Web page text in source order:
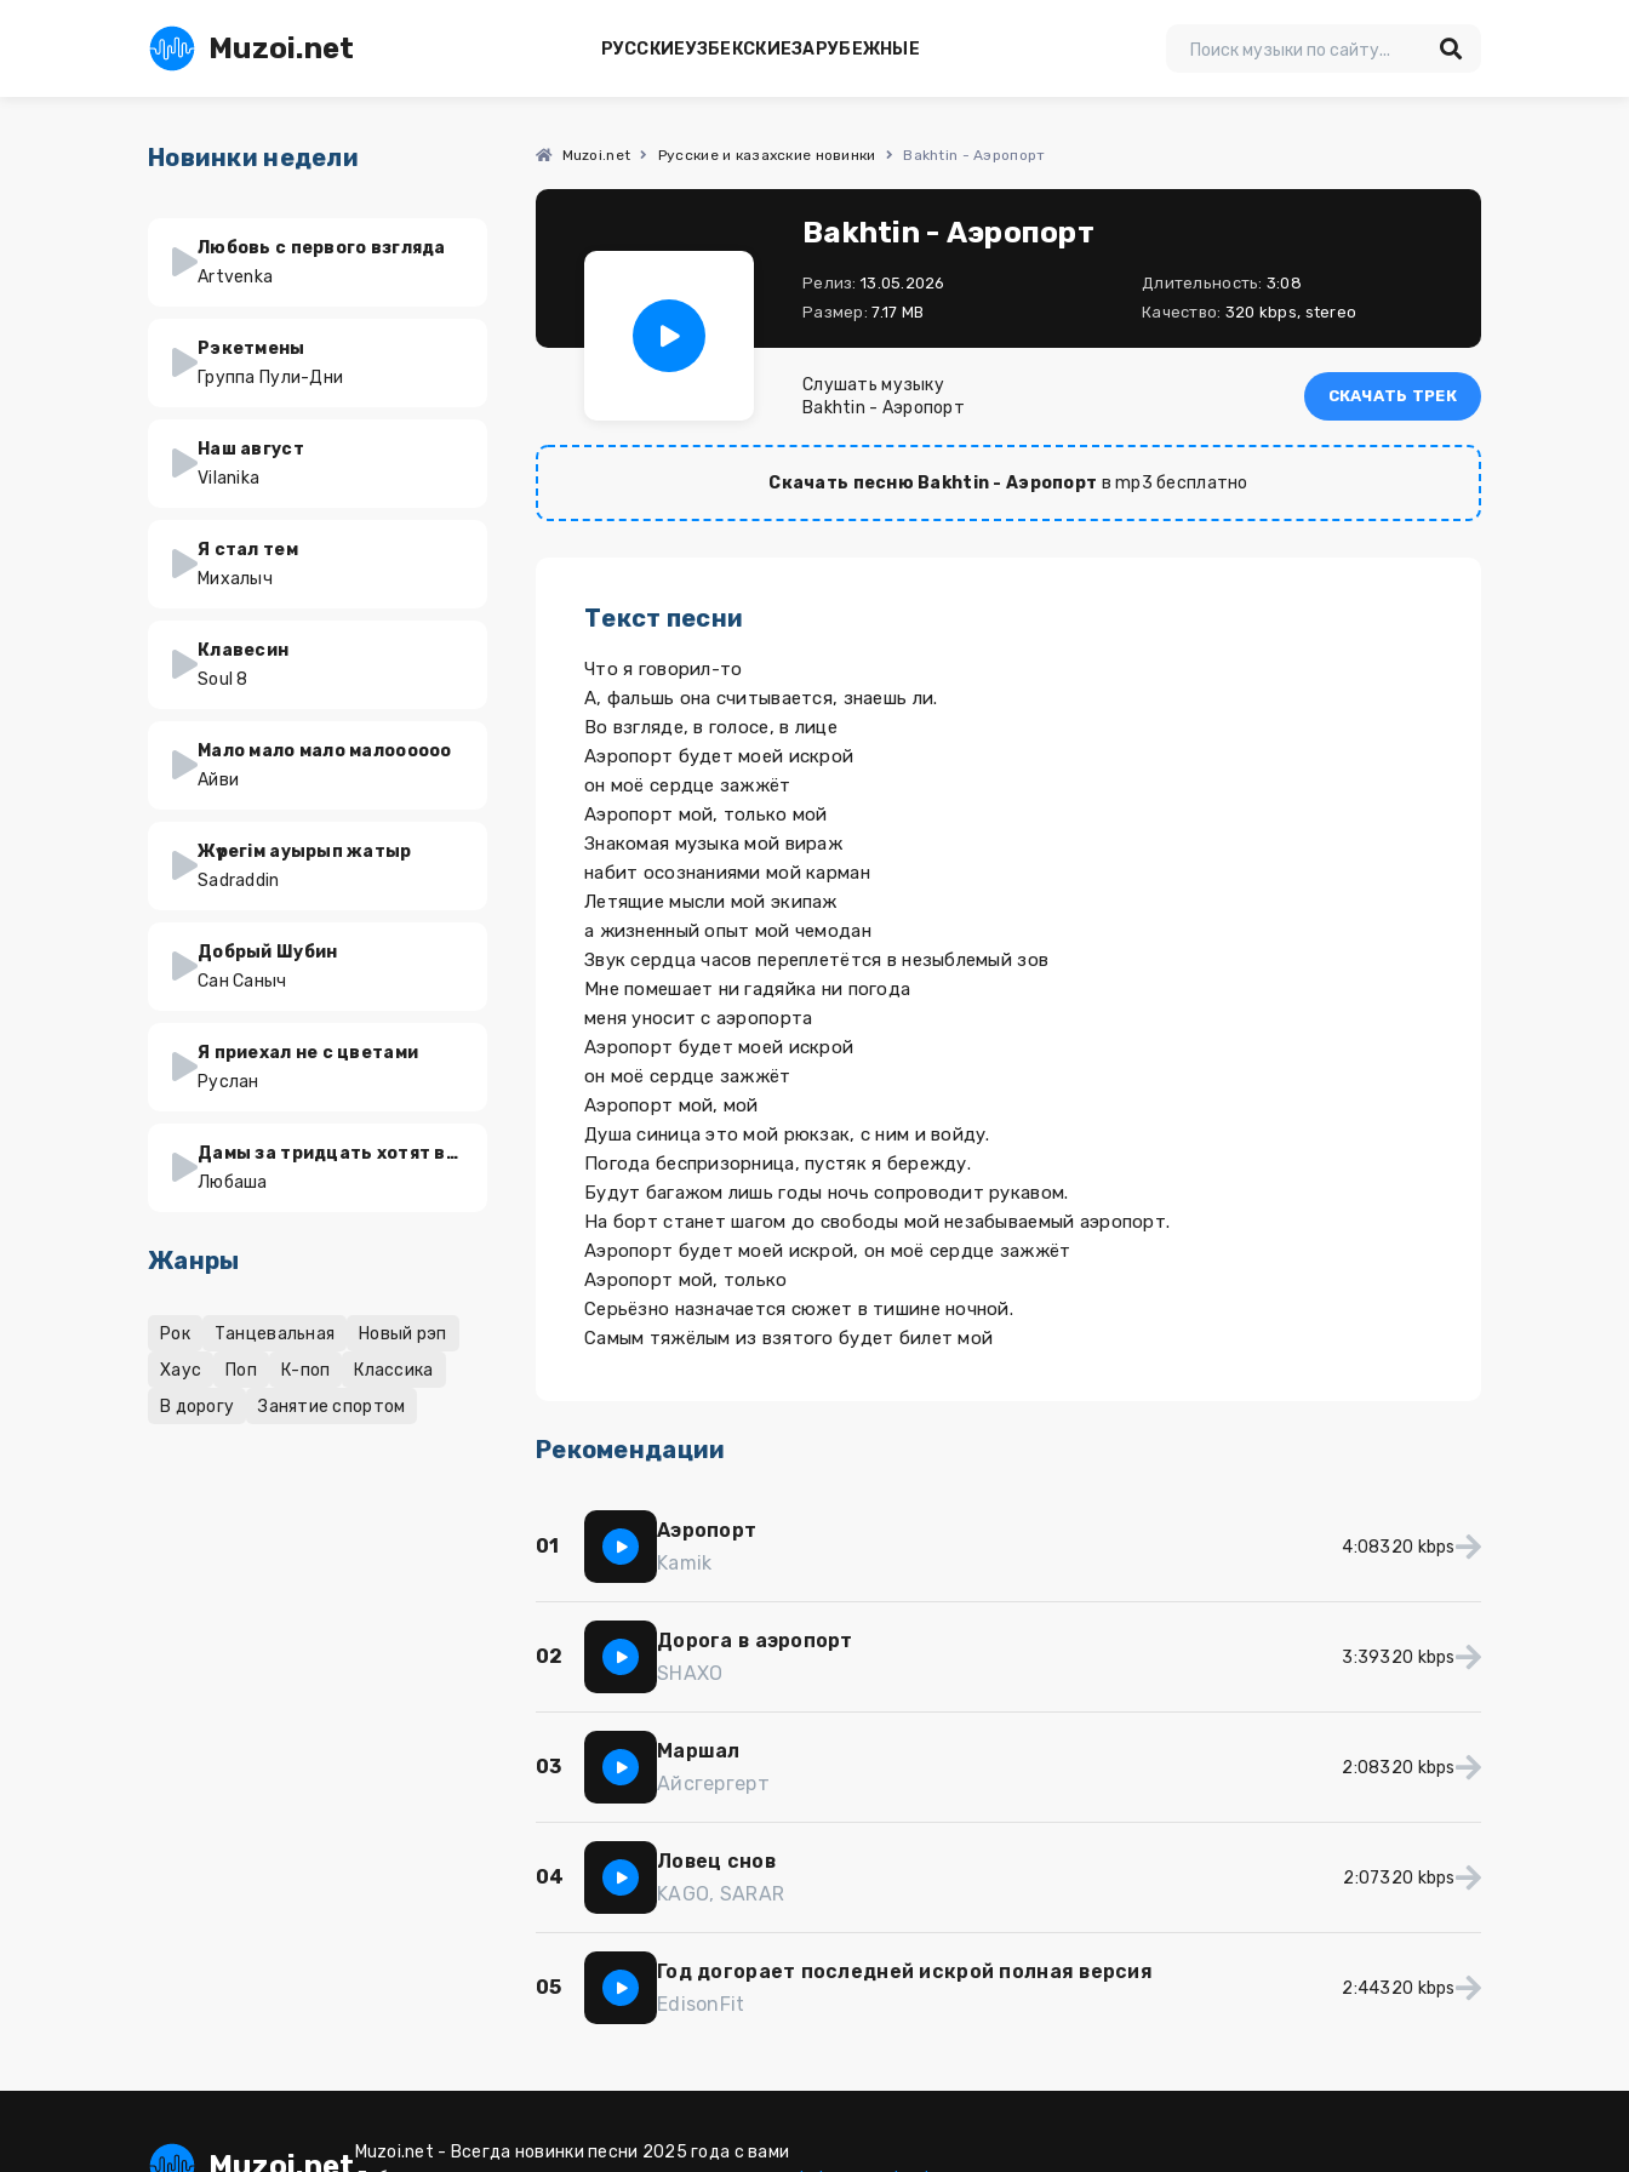
Muzoi.net РУССКИЕУЗБЕКСКИЕЗАРУБЕЖНЫЕ
Muzoi.net Русские и казахские новинки Bakhtin - Аэропорт
Bakhtin - Аэропорт
Релиз: 13.05.2026 Длительность: 3:08
Размер: 7.17 MB Качество: 320 kbps, stereo
Слушать музыку
Bakhtin - Аэропорт
СКАЧАТЬ ТРЕК
Скачать песню Bakhtin - Аэропорт в mp3 бесплатно
Текст песни
Что я говорил-то
А, фальшь она считывается, знаешь ли.
Во взгляде, в голосе, в лице
Аэропорт будет моей искрой
он моё сердце зажжёт
Аэропорт мой, только мой
Знакомая музыка мой вираж
набит осознаниями мой карман
Летящие мысли мой экипаж
а жизненный опыт мой чемодан
Звук сердца часов переплетётся в незыблемый зов
Мне помешает ни гадяйка ни погода
меня уносит с аэропорта
Аэропорт будет моей искрой
он моё сердце зажжёт
Аэропорт мой, мой
Душа синица это мой рюкзак, с ним и войду.
Погода беспризорница, пустяк я бережду.
Будут багажом лишь годы ночь сопроводит рукавом.
На борт станет шагом до свободы мой незабываемый аэропорт.
Аэропорт будет моей искрой, он моё сердце зажжёт
Аэропорт мой, только
Серьёзно назначается сюжет в тишине ночной.
Самым тяжёлым из взятого будет билет мой
Рекомендации
01
Аэропорт
Kamik
4:08320 kbps
02
Дорога в аэропорт
SHAXO
3:39320 kbps
03
Маршал
Айсгергерт
2:08320 kbps
04
Ловец снов
KAGO, SARAR
2:07320 kbps
05
Год догорает последней искрой полная версия
EdisonFit
2:44320 kbps
Новинки недели
Любовь с первого взгляда
Artvenka
Рэкетмены
Группа Пули-Дни
Наш август
Vilanika
Я стал тем
Михалыч
Клавесин
Soul 8
Мало мало мало малоооооо
Айви
Жүрегім ауырып жатыр
Sadraddin
Добрый Шубин
Сан Саныч
Я приехал не с цветами
Руслан
Дамы за тридцать хотят влюбиться
Любаша
Жанры
Рок Танцевальная
Новый рэп
Хаус
Поп К-поп
Классика
В дорогу
Занятие спортом
Muzoi.net - Всегда новинки песни 2025 года с вами